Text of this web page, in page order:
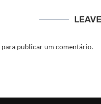
para publicar um comentário.